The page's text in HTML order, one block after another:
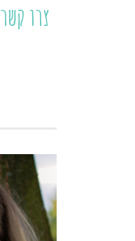
צרו קשר